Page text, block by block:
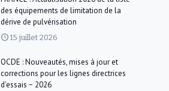
des équipements de limitation de la
dérive de pulvérisation
15 juillet 2026
OCDE : Nouveautés, mises à jour et
corrections pour les lignes directrices
d’essais − 2026